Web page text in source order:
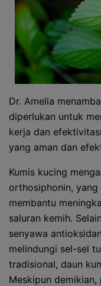
Dr. Amelia
diperlukan untuk
kerja dan
yang aman dan
Kumis kucing
orthosiphonin,
membantu
saluran kemih.
senyawa
melindungi sel-sel
tradisional, daun
Meskipun